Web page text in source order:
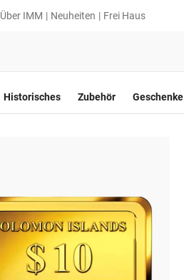
Über IMM Neuheiten Frei Haus
Historisches Zubehör Geschenke